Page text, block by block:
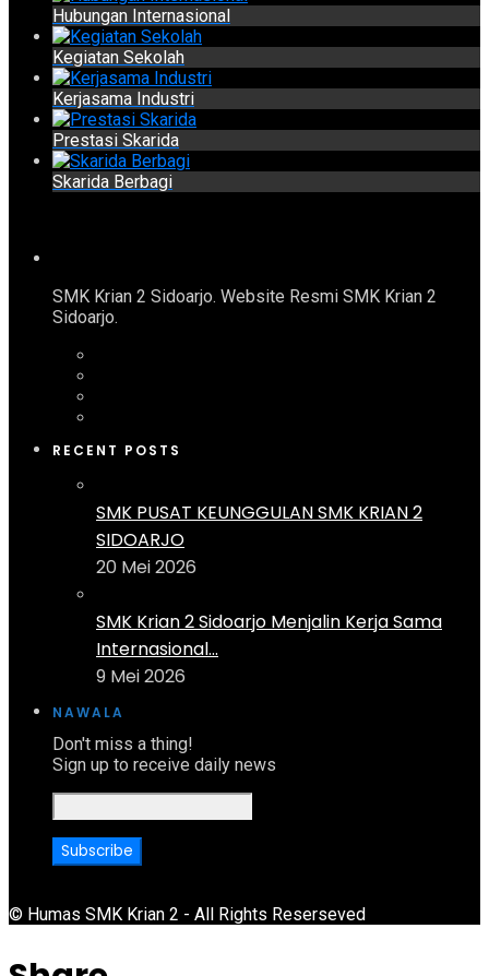
Hubungan Internasional
Kegiatan Sekolah
Kerjasama Industri
Prestasi Skarida
Skarida Berbagi
SMK Krian 2 Sidoarjo. Website Resmi SMK Krian 2
Sidoarjo.
RECENT POSTS
SMK PUSAT KEUNGGULAN SMK KRIAN 2
SIDOARJO
20 Mei 2026
SMK Krian 2 Sidoarjo Menjalin Kerja Sama
Internasional...
9 Mei 2026
NAWALA
Don't miss a thing!
Sign up to receive daily news
© Humas SMK Krian 2 - All Rights Reserseved